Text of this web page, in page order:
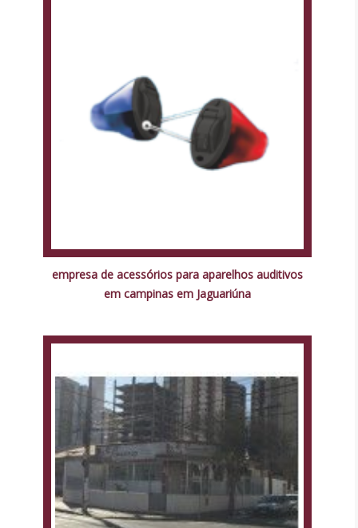
empresa de acessórios para aparelhos auditivos
em campinas em Jaguariúna